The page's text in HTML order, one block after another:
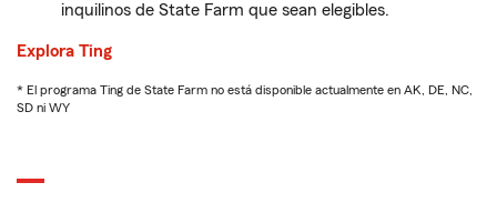
inquilinos de State Farm que sean elegibles.
Explora Ting
* El programa Ting de State Farm no está disponible actualmente en AK, DE, NC,
SD ni WY